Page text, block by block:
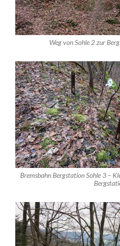
Weg von Sohle 2 zur
Bremsbahn Bergstation Sohle 3 –